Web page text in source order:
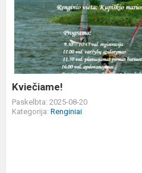
Kviečiame!
Paskelbta: 2025-08-20
Kategorija: Renginiai